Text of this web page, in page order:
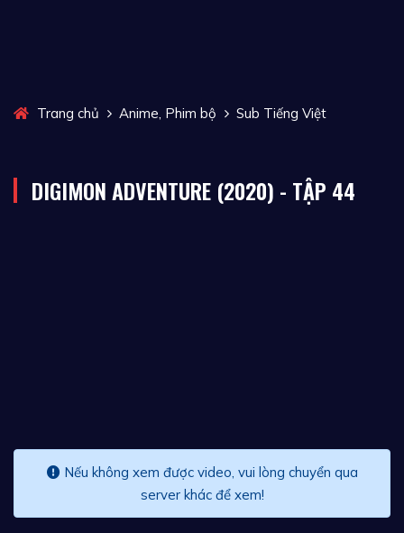
Trang chủ Anime, Phim bộ Sub Tiếng Việt
DIGIMON ADVENTURE (2020) - TẬP 44
Nếu không xem được video, vui lòng chuyển qua
server khác để xem!